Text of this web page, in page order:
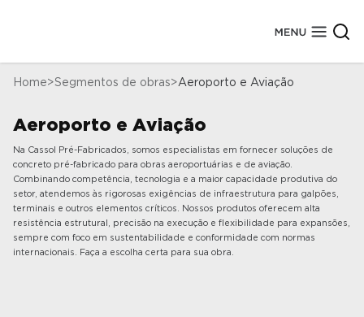
Sobre a Cassol Pré-Fabricados
Conheça Nossa História
Nossas Fábricas
Tecnologias
Certificados de Qualidade
Prêmios
Segmentos de Obras
Elementos Estruturais
Obras Concluídas
Marcas Atendidas
Depoimentos
Home Segmentos de obras Aeroporto e Aviação
Aeroporto e Aviação
Na Cassol Pré-Fabricados, somos especialistas em fornecer soluções de
concreto pré-fabricado para obras aeroportuárias e de aviação.
Combinando competência, tecnologia e a maior capacidade produtiva do
setor, atendemos às rigorosas exigências de infraestrutura para galpões,
terminais e outros elementos críticos. Nossos produtos oferecem alta
resistência estrutural, precisão na execução e flexibilidade para expansões,
sempre com foco em sustentabilidade e conformidade com normas
internacionais. Faça a escolha certa para sua obra.